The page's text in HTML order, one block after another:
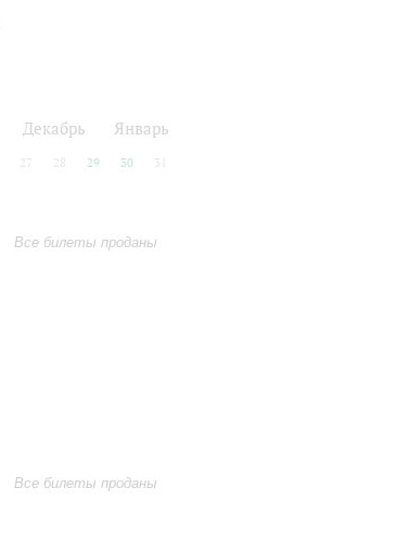
Декабрь Январь
27 28 29 30 31
Все билеты проданы
Все билеты проданы